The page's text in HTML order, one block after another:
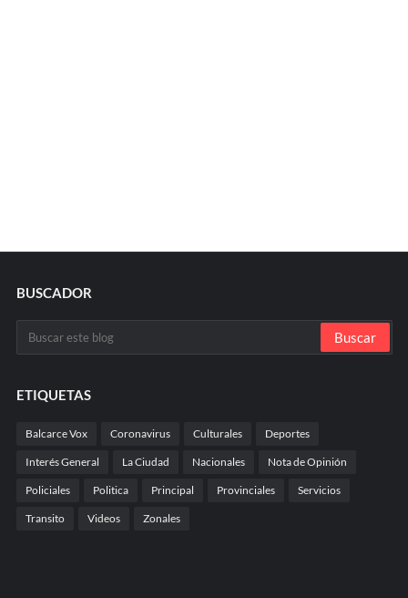
BUSCADOR
ETIQUETAS
Balcarce Vox Coronavirus Culturales Deportes
Interés General La Ciudad Nacionales Nota de Opinión
Policiales Politica Principal Provinciales Servicios
Transito Videos Zonales